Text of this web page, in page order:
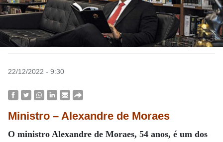
22/12/2022 - 9:30
Ministro – Alexandre de Moraes
O ministro Alexandre de Moraes, 54 anos, é um dos